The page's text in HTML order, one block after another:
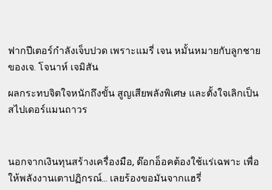
ฟากปีเตอร์กำลังเจ็บปวด เพราะแมรี่ เจน หมั้นหมายกับลูกชาย
ของเจ. โจนาห์ เจมิสัน
ผลกระทบจิตใจหนักถึงขั้น สูญเสียพลังพิเศษ และตั้งใจเลิกเป็น
สไปเดอร์แมนถาวร
นอกจากเงินทุนสร้างเครื่องมือ, ด๊อกอ็อคต้องใช้แร่เฉพาะ เพื่อ
ให้พลังงานเตาปฏิกรณ์... เลยร้องขอมันจากแฮรี่